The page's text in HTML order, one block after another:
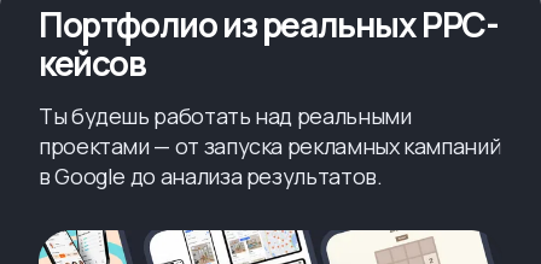
Портфолио из реальных PPC-
кейсов
Ты будешь работать над реальными
проектами — от запуска рекламных кампаний
в Google до анализа результатов.